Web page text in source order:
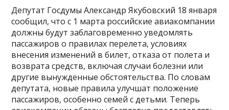
Депутат Госдумы Александр Якубовский 18 января
сообщил, что с 1 марта российские авиакомпании
должны будут заблаговременно уведомлять
пассажиров о правилах перелета, условиях
внесения изменений в билет, отказа от полета и
возврата средств, включая случаи болезни или
другие вынужденные обстоятельства. По словам
депутата, новые правила улучшат положение
пассажиров, особенно семей с детьми. Теперь